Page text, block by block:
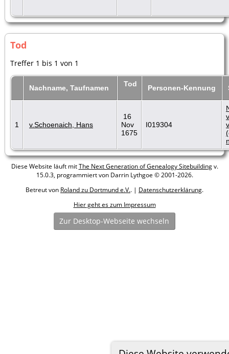
Tod
Treffer 1 bis 1 von 1
Nachname, Taufnamen Tod Personen-Kennung
1 v.Schoenaich, Hans
16
Nov
1675
I019304
Diese Website läuft mitThe Next Generation of Genealogy Sitebuildingv.
15.0.3, programmiert von Darrin Lythgoe © 2001-2026.
Betreut von Roland zu Dortmund e.V.. | Datenschutzerklärung.
Hier geht es zum Impressum
Zur Desktop-Webseite wechseln